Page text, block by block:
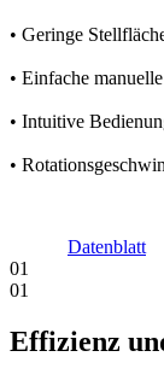
• Geringe
• Einfache
• Intuitive
•
Datenblatt
01
01
Effizienz